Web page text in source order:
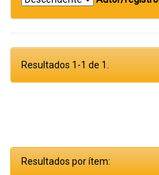
Resultados 1-1 de 1.
Resultados por ítem: